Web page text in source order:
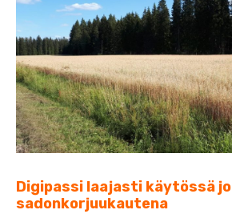
Digipassi laajasti käytössä jo
sadonkorjuukautena